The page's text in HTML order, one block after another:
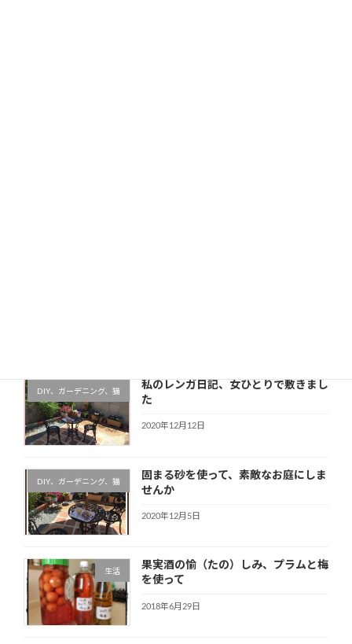
DIY、ガーデニング、猫
私のレンガ日記、女ひとりで敷きまし
た
2020年12月12日
DIY、ガーデニング、猫
固まる砂を使って、素敵なお庭にしま
せんか
2020年12月5日
生活
果実酒の愉（たの）しみ、プラムと梅
を使って
2018年6月29日